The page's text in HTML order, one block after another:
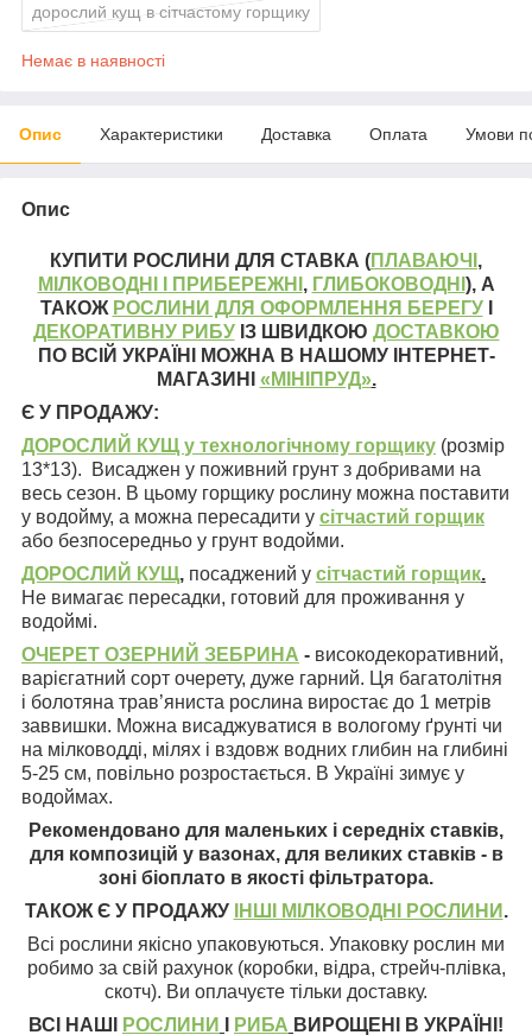
дорослий кущ в сітчастому горщику
Немає в наявності
Опис Характеристики Доставка Оплата Умови
Опис
КУПИТИ РОСЛИНИ ДЛЯ СТАВКА (ПЛАВАЮЧІ ,
МІЛКОВОДНІ І ПРИБЕРЕЖНІ , ГЛИБОКОВОДНІ ), А
ТАКОЖ РОСЛИНИ ДЛЯ ОФОРМЛЕННЯ БЕРЕГУІ
ДЕКОРАТИВНУ РИБУІЗ ШВИДКОЮ ДОСТАВКОЮ
ПО ВСІЙ УКРАЇНІ МОЖНА В НАШОМУ ІНТЕРНЕТ-
МАГАЗИНІ «МІНІПРУД».
Є У ПРОДАЖУ:
ДОРОСЛИЙ КУЩу технологічному горщику (розмір
13*13). Висаджен у поживний грунт з добривами на
весь сезон. В цьому горщику рослину можна поставити
у водойму, а можна пересадити у сітчастий горщик
або безпосередньо у грунт водойми.
ДОРОСЛИЙ КУЩ, посаджений у сітчастий горщик.
Не вимагає пересадки, готовий для проживання у
водоймі.
ОЧЕРЕТ ОЗЕРНИЙ ЗЕБРИНА - високодекоративний,
варієгатний сорт очерету, дуже гарний. Ця багатолітня
і болотяна трав’яниста рослина виростає до 1 метрів
заввишки. Можна висаджуватися в вологому ґрунті чи
на мілководді, мілях і вздовж водних глибин на глибині
5-25 см, повільно розростається. В Україні зимує у
водоймах.
Рекомендовано для маленьких і середніх ставків,
для композицій у вазонах, для великих ставків - в
зоні біоплато в якості фільтратора.
ТАКОЖ Є У ПРОДАЖУ
ІНШІ МІЛКОВОДНІ РОСЛИНИ .
Всі рослини якісно упаковуються. Упаковку рослин ми
робимо за свій рахунок (коробки, відра, стрейч-плівка,
скотч). Ви оплачуєте тільки доставку.
ВСІ НАШІ
РОСЛИНИ РИБА ВИРОЩЕНІ В УКРАЇНІ!